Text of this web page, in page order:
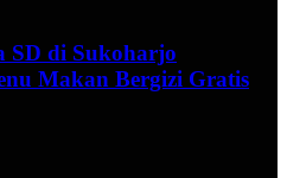
SD di Sukoharjo
Makan Bergizi Gratis